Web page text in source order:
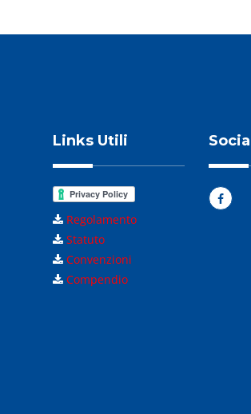
Links Utili
Regolamento
Statuto
Convenzioni
Compendio
Social